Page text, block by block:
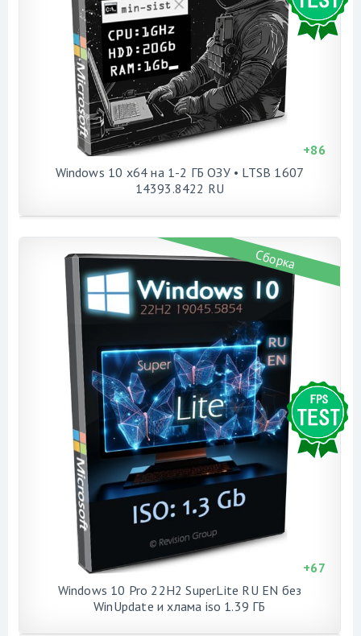
Windows 10 x64 на 1-2 ГБ ОЗУ • LTSB 1607
14393.8422 RU
+86
Сборка
Windows 10 Pro 22H2 SuperLite RU EN без
WinUpdate и хлама iso 1.39 ГБ
+67